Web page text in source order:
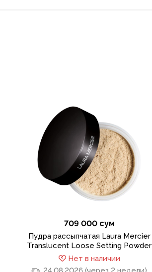
709 000 сум
Пудра рассыпчатая Laura Mercier
Translucent Loose Setting Powder
Нет в наличии